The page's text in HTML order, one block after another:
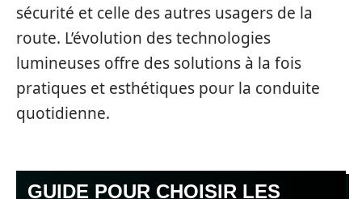
sécurité et celle des autres usagers de la
route. L’évolution des technologies
lumineuses offre des solutions à la fois
pratiques et esthétiques pour la conduite
quotidienne.
GUIDE POUR CHOISIR LES